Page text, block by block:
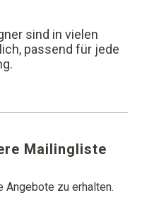
sind in vielen
passend für jede
Mailingliste
Angebote zu erhalten.